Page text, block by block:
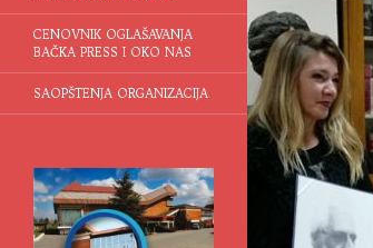
CENOVNIK OGLAŠAVANJA
BAČKA PRESS I OKO NAS
SAOPŠTENJA ORGANIZACIJA